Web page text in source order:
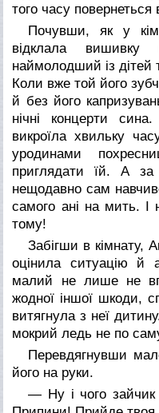
того часу повернеться
Почувши, як у
відклала вишивку
наймолодший із дітей
Коли вже той його
й без його
нічні концерти
викроїла хвильку
уродинами
приглядати їй. А
нещодавно сам
самого ані на мить. І
тому!
Забігши в кімнату,
оцінила ситуацію й
малий не лише не
жодної іншої шкоди,
витягнула з неї
мокрий ледь не по
Перевдягнувши
його на руки.
— Ну і чого